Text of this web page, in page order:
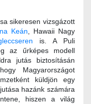
sikeresen vizsgázott
Keán, Hawaii Nagy
is. A Puli
az űrképes modell
jutás biztosításán
Magyarországot
küldjön egy
hazánk számára
hiszen a világ